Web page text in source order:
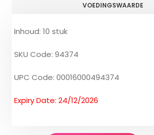
VOEDINGSWAARDE
Inhoud: 10 stuk
SKU Code: 94374
UPC Code: 00016000494374
Expiry Date: 24/12/2026